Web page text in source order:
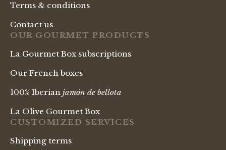
Terms & conditions
Contact us
OUR GOURMET PRODUCTS
La Gourmet Box subscriptions
Our French boxes
100% Iberian jamón de bellota
La Olive Gourmet Box
CUSTOMIZED SERVICES
Shipping terms